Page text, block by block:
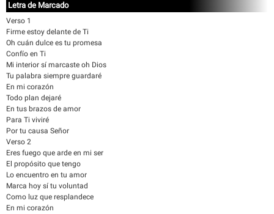
Letra de Marcado
Verso 1
Firme estoy delante de Ti
Oh cuán dulce es tu promesa
Confío en Ti
Mi interior sí marcaste oh Dios
Tu palabra siempre guardaré
En mi corazón
Todo plan dejaré
En tus brazos de amor
Para Ti viviré
Por tu causa Señor
Verso 2
Eres fuego que arde en mi ser
El propósito que tengo
Lo encuentro en tu amor
Marca hoy sí tu voluntad
Como luz que resplandece
En mi corazón